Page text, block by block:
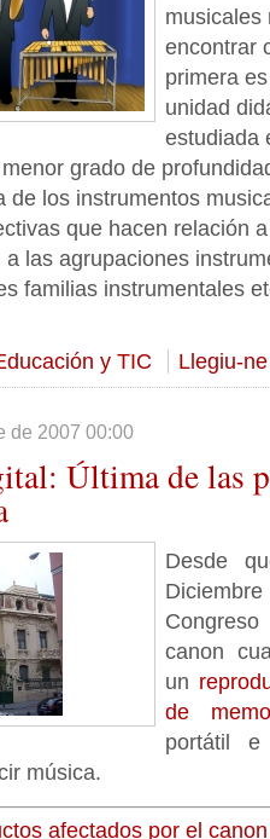
musicales
encontrar
primera
unidad
estudiada
grado de
de los instrumentos
que hacen relación
las agrupaciones
familias instrumentales
y TIC Llegiu-
de 2007 00:00
Última de las
Desde
canon
un
de
portátil
música.